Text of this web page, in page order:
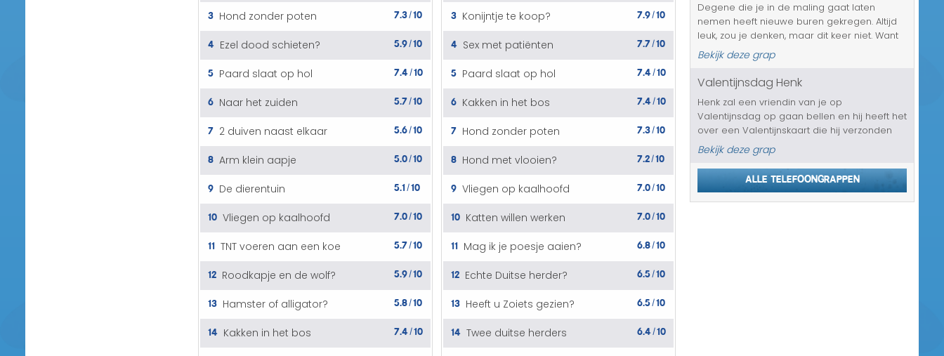
3 Hond zonder poten 7.3/10
4 Ezel dood schieten? 5.9/10
5 Paard slaat op hol 7.4/10
6 Naar het zuiden 5.7/10
7 2 duiven naast elkaar 5.6/10
8 Arm klein aapje 5.0/10
9 De dierentuin 5.1/10
10 Vliegen op kaalhoofd 7.0/10
11 TNT voeren aan een koe 5.7/10
12 Roodkapje en de wolf? 5.9/10
13 Hamster of alligator? 5.8/10
14 Kakken in het bos 7.4/10
3 Konijntje te koop? 7.9/10
4 Sex met patiënten 7.7/10
5 Paard slaat op hol 7.4/10
6 Kakken in het bos 7.4/10
7 Hond zonder poten 7.3/10
8 Hond met vlooien? 7.2/10
9 Vliegen op kaalhoofd 7.0/10
10 Katten willen werken 7.0/10
11 Mag ik je poesje aaien? 6.8/10
12 Echte Duitse herder? 6.5/10
13 Heeft u Zoiets gezien? 6.5/10
14 Twee duitse herders 6.4/10
Degene die je in de maling gaat laten
nemen heeft nieuwe buren gekregen. Altijd
leuk, zou je denken, maar dit keer niet. Want
deze mensen, die jouw slachtoffer eventjes
op gaan bellen voor deze grap, zullen
vragen naar de isolatie van de hu...
Bekijk deze grap
Valentijnsdag Henk
Henk zal een vriendin van je op
Valentijnsdag op gaan bellen en hij heeft het
over een Valentijnskaart die hij verzonden
heeft, omdat hij echt verliefd op haar is. Hij
weet haar mooie dingen te vertellen en
misschien gaat ze smelten voor He...
Bekijk deze grap
Alle telefoongrappen